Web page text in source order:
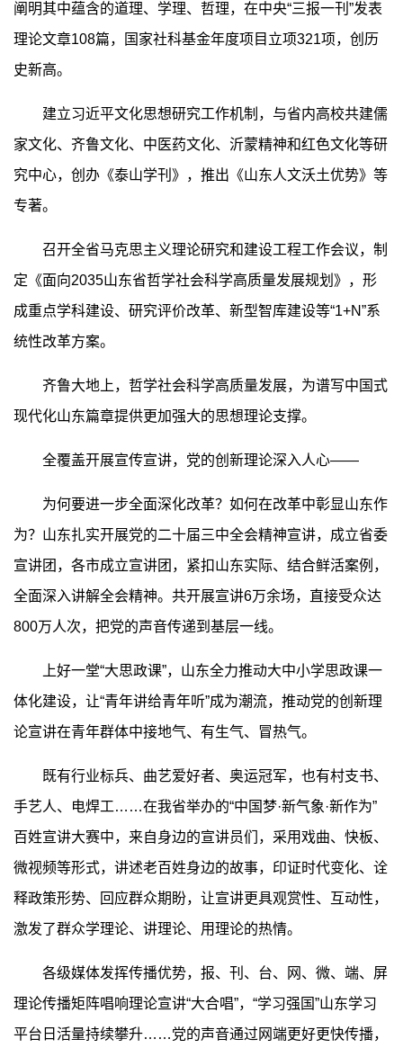
阐明其中蕴含的道理、学理、哲理，在中央“三报一刊”发表
理论文章108篇，国家社科基金年度项目立项321项，创历
史新高。
建立习近平文化思想研究工作机制，与省内高校共建儒
家文化、齐鲁文化、中医药文化、沂蒙精神和红色文化等研
究中心，创办《泰山学刊》，推出《山东人文沃土优势》等
专著。
召开全省马克思主义理论研究和建设工程工作会议，制
定《面向2035山东省哲学社会科学高质量发展规划》，形
成重点学科建设、研究评价改革、新型智库建设等“1+N”系
统性改革方案。
齐鲁大地上，哲学社会科学高质量发展，为谱写中国式
现代化山东篇章提供更加强大的思想理论支撑。
全覆盖开展宣传宣讲，党的创新理论深入人心——
为何要进一步全面深化改革？如何在改革中彰显山东作
为？山东扎实开展党的二十届三中全会精神宣讲，成立省委
宣讲团，各市成立宣讲团，紧扣山东实际、结合鲜活案例，
全面深入讲解全会精神。共开展宣讲6万余场，直接受众达
800万人次，把党的声音传递到基层一线。
上好一堂“大思政课”，山东全力推动大中小学思政课一
体化建设，让“青年讲给青年听”成为潮流，推动党的创新理
论宣讲在青年群体中接地气、有生气、冒热气。
既有行业标兵、曲艺爱好者、奥运冠军，也有村支书、
手艺人、电焊工……在我省举办的“中国梦·新气象·新作为”
百姓宣讲大赛中，来自身边的宣讲员们，采用戏曲、快板、
微视频等形式，讲述老百姓身边的故事，印证时代变化、诠
释政策形势、回应群众期盼，让宣讲更具观赏性、互动性，
激发了群众学理论、讲理论、用理论的热情。
各级媒体发挥传播优势，报、刊、台、网、微、端、屏
理论传播矩阵唱响理论宣讲“大合唱”，“学习强国”山东学习
平台日活量持续攀升……党的声音通过网端更好更快传播，